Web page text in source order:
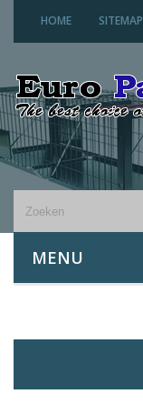
HOME SITEMAP
MENU